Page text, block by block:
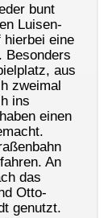
bunt
Luisen-
hierbei eine
Besonders
aus
zweimal
ins
einen
An
das
Otto-
genutzt.